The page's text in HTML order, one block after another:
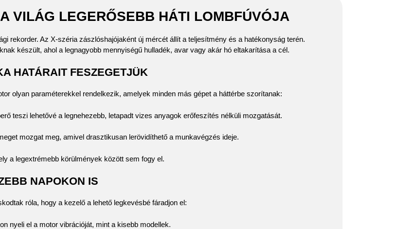
VILÁG LEGERŐSEBB HÁTI LOMBFÚVÓJA
rekorder. Az X-széria zászlóshajójaként új mércét állít a teljesítmény és a hatékonyság terén.
készült, ahol a legnagyobb mennyiségű hulladék, avar vagy akár hó eltakarítása a cél.
HATÁRAIT FESZEGETJÜK
olyan paraméterekkel rendelkezik, amelyek minden más gépet a háttérbe szorítanak:
teszi lehetővé a legnehezebb, letapadt vizes anyagok erőfeszítés nélküli mozgatását.
mozgat meg, amivel drasztikusan lerövidíthető a munkavégzés ideje.
a legextrémebb körülmények között sem fogy el.
NAPOKON IS
róla, hogy a kezelő a lehető legkevésbé fáradjon el:
nyeli el a motor vibrációját, mint a kisebb modellek.